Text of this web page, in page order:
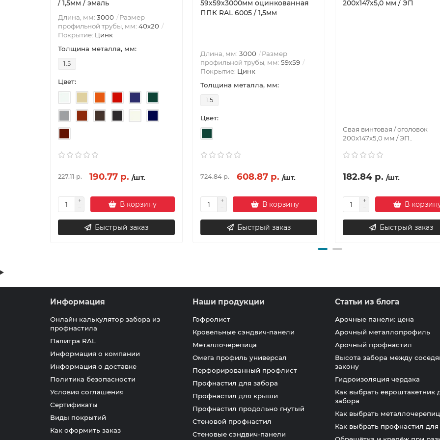
/ 1,5мм / эмаль
Длина, мм: 3000
Размер
профильной трубы, мм: 40х20
Покрытие: Цинк
Толщина металла, мм:
1.5
Цвет:
227.11 р. 190.77 р. /шт.
В корзину
Быстрый заказ
59х59x3000мм оцинкованная
ППК RAL 6005 / 1,5мм
Длина, мм: 3000
Размер
профильной трубы, мм: 59х59
Покрытие: Цинк
Толщина металла, мм:
1.5
Цвет:
724.84 р. 608.87 р. /шт.
В корзину
Быстрый заказ
200x147x5,0 мм / ЭП
Свая винтовая / оголовок
200x147x5,0 мм / ЭП..
182.84 р. /шт.
В
Быстрый заказ
Информация
Онлайн калькулятор забора из
профнастила
Палитра RAL
Информация о компании
Информация о доставке
Политика безопасности
Условия соглашения
Сертификаты
Виды покрытий
Как оформить заказ
Наши продукции
Гофролист
Кровельные сэндвич-панели
Металлочерепица
Омега профиль универсал
Перфорированный профлист
Профнастил для забора
Профнастил для крыши
Профнастил продольно гнутый
Стеновой профнастил
Стеновые сэндвич-панели
Статьи из блога
Арочные панели: цена
Арочный металлопрофиль
Арочный профнастил
Высота забора между
закону
Гидроизоляция чердака
Как выбрать евроштакетник
забора
Как выбрать
Как выбрать профнастил